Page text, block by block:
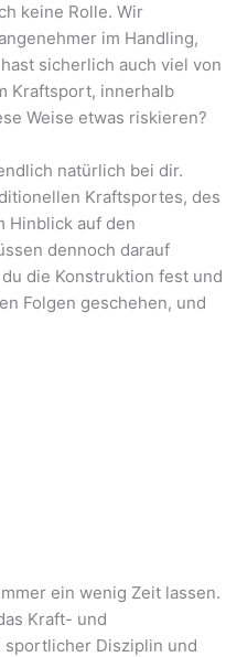
keine Rolle. Wir
im Handling,
sicherlich auch viel von
Kraftsport, innerhalb
Weise etwas riskieren?
natürlich bei dir.
Kraftsportes, des
Hinblick auf den
dennoch darauf
die Konstruktion fest und
Folgen geschehen, und
ein wenig Zeit lassen.
Kraft- und
sportlicher Disziplin und